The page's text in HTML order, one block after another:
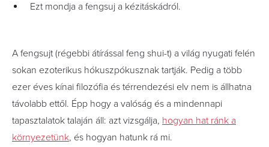
Ezt mondja a fengsuj a kézitáskádról.
A fengsujt (régebbi átírással feng shui-t) a világ nyugati felén
sokan ezoterikus hókuszpókusznak tartják. Pedig a több
ezer éves kínai filozófia és térrendezési elv nem is állhatna
távolabb ettől. Épp hogy a valóság és a mindennapi
tapasztalatok talaján áll: azt vizsgálja, hogyan hat ránk a
környezetünk, és hogyan hatunk rá mi.